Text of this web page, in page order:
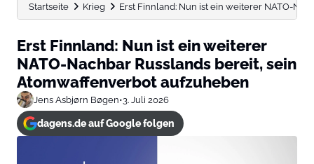
Startseite Krieg Erst Finnland: Nun ist ein weiterer NATO-
Erst Finnland: Nun ist ein weiterer
NATO-Nachbar Russlands bereit, sein
Atomwaffenverbot aufzuheben
Jens Asbjørn Bøgen•3. Juli 2026
dagens.de auf Google folgen